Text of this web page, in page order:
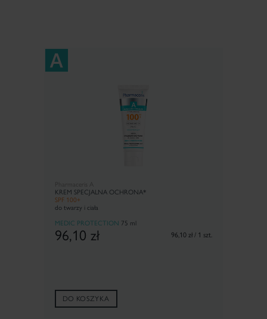
KREM SPECJALNA OCHRONA*
SPF 100+
do twarzy i ciała
MEDIC PROTECTION 75 ml
96,10 zł 96,10 zł / 1 szt.
DO KOSZYKA